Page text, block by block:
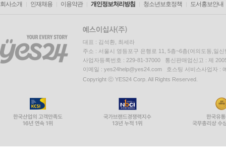
회사소개 인재채용 이용약관 개인정보처리방침 청소년보호정책 도서홍보안내
대표 : 김석환, 최세라
주소 : 서울시 영등포구 은행로 11, 5층~6층(여의도동,일신
사업자등록번호 : 229-81-37000 통신판매업신고 : 제
이메일 : yes24help@yes24.com 호스팅 서비스사업자 :
Copyright ⓒ YES24 Corp. All Rights Reserved.